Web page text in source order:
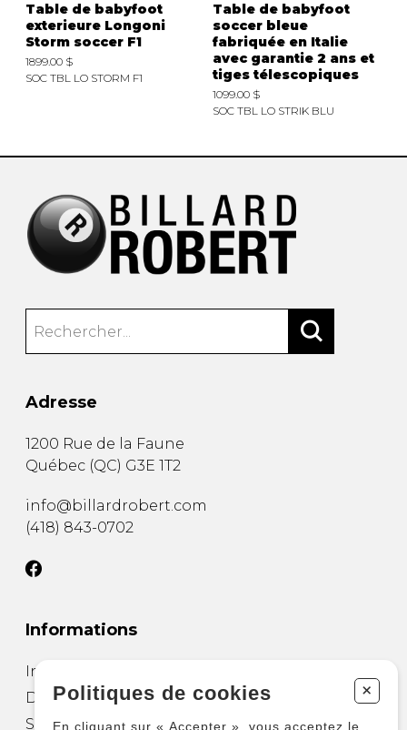
Table de babyfoot
exterieure Longoni
Storm soccer F1
1899.00 $
SOC TBL LO STORM F1
Table de babyfoot
soccer bleue
fabriquée en Italie
avec garantie 2 ans et
tiges télescopiques
1099.00 $
SOC TBL LO STRIK BLU
Adresse
1200 Rue de la Faune
Québec (QC) G3E 1T2
info@billardrobert.com
(418) 843-0702
Informations
Installation de table
Déménager une table de billard
Salle de divertissement
Politiques de cookies +
En cliquant sur « Accepter », vous acceptez le